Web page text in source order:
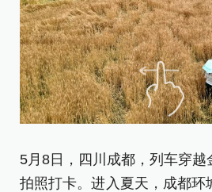
5月8日，四川成都，列车穿越
拍照打卡。进入夏天，成都环